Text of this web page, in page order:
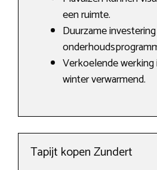
een ruimte.
Duurzame
Verkoelende
winter verwarmend.
Tapijt kopen Zundert